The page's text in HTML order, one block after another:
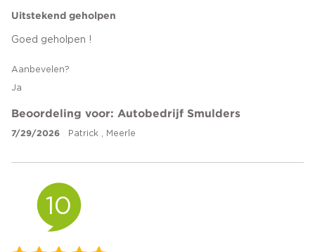
Uitstekend geholpen
Goed geholpen !
Aanbevelen?
Ja
Beoordeling voor: Autobedrijf Smulders
7/29/2026 Patrick , Meerle
10